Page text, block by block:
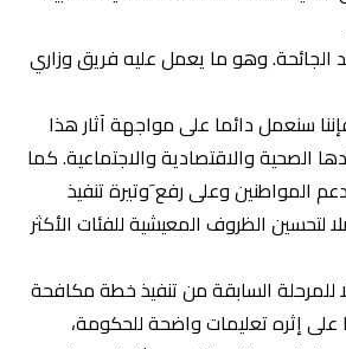
الجائحة. وهو ما يعمل عليه فريق وزاري
سنعمل دائما على مواجهة آثار هذا
الصحية والاقتصادية والاجتماعية. كما
المواطنين وعلى رفع َوتيرة تنفيذ
لتحسين الظروف المعيشية للفئات الأكثر
للمرحلة السابقة من تنفيذ خطة مكافحة
19، أصدرنا على إثره تعليمات واضحة للحكومة،